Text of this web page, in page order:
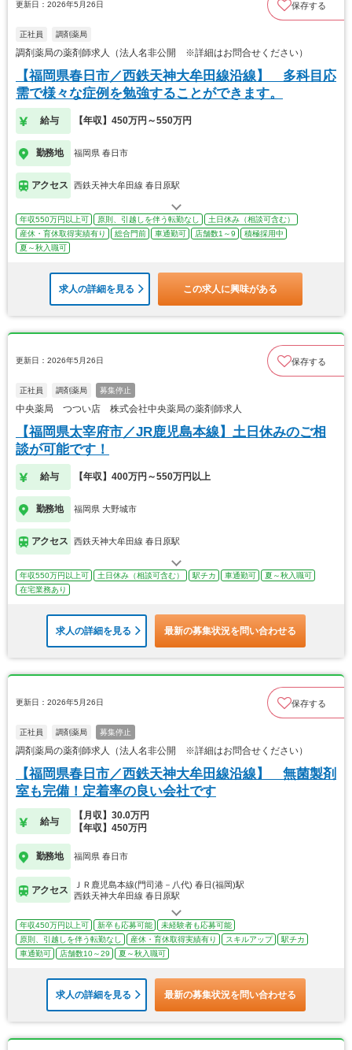
更新日：2026年5月26日 保存する
正社員 調剤薬局
調剤薬局の薬剤師求人（法人名非公開 ※詳細はお問合せください）
【福岡県春日市／西鉄天神大牟田線沿線】 多科目応
需で様々な症例を勉強することができます。
給与 【年収】450万円～550万円
勤務地 福岡県 春日市
アクセス 西鉄天神大牟田線 春日原駅
年収550万円以上可 原則、引越しを伴う転勤なし
土日休み（相談可含む）
産休・育休取得実績有り
総合門前 車通勤可 店舗数1～9
積極採用中
夏～秋入職可
求人の詳細を見る この求人に興味がある
更新日：2026年5月26日 保存する
正社員 調剤薬局 募集停止
中央薬局 つつい店 株式会社中央薬局の薬剤師求人
【福岡県太宰府市／JR鹿児島本線】土日休みのご相
談が可能です！
給与 【年収】400万円～550万円以上
勤務地 福岡県 大野城市
アクセス 西鉄天神大牟田線 春日原駅
年収550万円以上可 土日休み（相談可含む） 駅チカ 車通勤可
夏～秋入職可
在宅業務あり
求人の詳細を見る 最新の募集状況を問い合わせる
更新日：2026年5月26日 保存する
正社員 調剤薬局 募集停止
調剤薬局の薬剤師求人（法人名非公開 ※詳細はお問合せください）
【福岡県春日市／西鉄天神大牟田線沿線】 無菌製剤
室も完備！定着率の良い会社です
給与
【月収】30.0万円
【年収】450万円
勤務地 福岡県 春日市
アクセス
ＪＲ鹿児島本線(門司港－八代) 春日(福岡)駅
西鉄天神大牟田線 春日原駅
年収450万円以上可 新卒も応募可能
未経験者も応募可能
原則、引越しを伴う転勤なし
産休・育休取得実績有り スキルアップ
駅チカ
車通勤可
店舗数10～29 夏～秋入職可
求人の詳細を見る 最新の募集状況を問い合わせる